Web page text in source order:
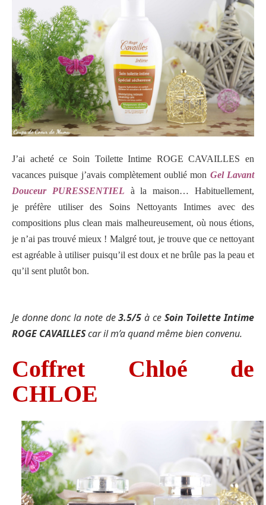
J’ai acheté ce Soin Toilette Intime ROGE CAVAILLES en
vacances puisque j’avais complètement oublié mon Gel Lavant
Douceur PURESSENTIEL à la maison… Habituellement,
je préfère utiliser des Soins Nettoyants Intimes avec des
compositions plus clean mais malheureusement, où nous étions,
je n’ai pas trouvé mieux ! Malgré tout, je trouve que ce nettoyant
est agréable à utiliser puisqu’il est doux et ne brûle pas la peau et
qu’il sent plutôt bon.
Je donne donc la note de3.5/5 à ce Soin Toilette Intime
ROGE CAVAILLEScar il m’a quand même bien convenu.
Coffret Chloé de
CHLOE